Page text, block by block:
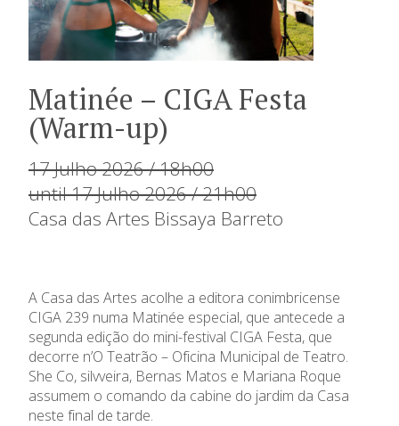
Matinée – CIGA Festa
(Warm-up)
17 Julho 2026 / 18h00
until 17 Julho 2026 / 21h00
Casa das Artes Bissaya Barreto
A Casa das Artes acolhe a editora conimbricense
CIGA 239 numa Matinée especial, que antecede a
segunda edição do mini-festival CIGA Festa, que
decorre n’O Teatrão – Oficina Municipal de Teatro.
She Co, silvveira, Bernas Matos e Mariana Roque
assumem o comando da cabine do jardim da Casa
neste final de tarde.